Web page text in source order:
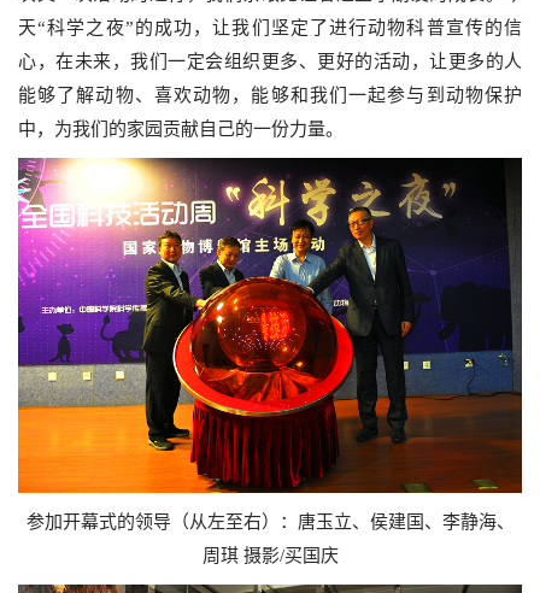
天“科学之夜”的成功，让我们坚定了进行动物科普宣传的信
心，在未来，我们一定会组织更多、更好的活动，让更多的人
能够了解动物、喜欢动物，能够和我们一起参与到动物保护
中，为我们的家园贡献自己的一份力量。
参加开幕式的领导（从左至右）：唐玉立、侯建国、李静海、
周琪 摄影/买国庆